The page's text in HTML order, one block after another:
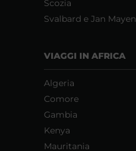
Scozia
Svalbard e Jan Mayen
VIAGGI IN AFRICA
Algeria
Comore
Gambia
Kenya
Mauritania